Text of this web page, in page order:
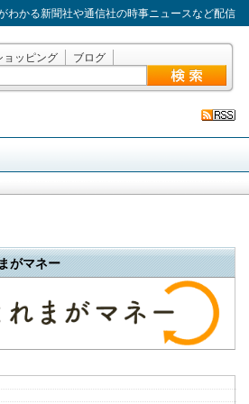
わかる新聞社や通信社の時事ニュースなど配信
ョッピング ブログ
がマネー